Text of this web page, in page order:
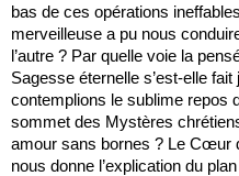
bas de ces opérations
merveilleuse a pu nous
l’autre ? Par quelle voie la
Sagesse éternelle s’est-elle
contemplions le sublime repos
sommet des Mystères
amour sans bornes ? Le Cœur
nous donne l’explication du